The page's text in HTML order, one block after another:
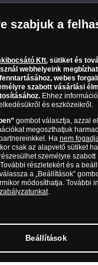
ára és értéke
889
hétfőtől csütörtökig
9.00 és 15.00
1134 Budapest, Váci út 33.
2-41 A Társaság a
szabjuk a
Kft.sütiket és
webhelyeink
webes
szabott vásárlási
Ehhez
és eszközeikről.
gombot választja, azzal
megoszthatjuk
Ha nem
csak az alapvető sütiket
személyre szabott
részletekért és a
a „Beállítások”
módosíthatja. További
.
Beállítások